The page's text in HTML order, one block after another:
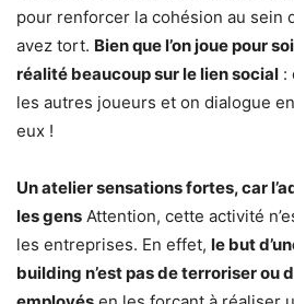
pour renforcer la cohésion au sein
avez tort. Bien que l’on joue pour
réalité beaucoup sur le lien social :
les autres joueurs et on dialogue
eux !
Un atelier sensations fortes, car
les gens Attention, cette activité
les entreprises. En effet, le but
building n’est pas de terroriser ou